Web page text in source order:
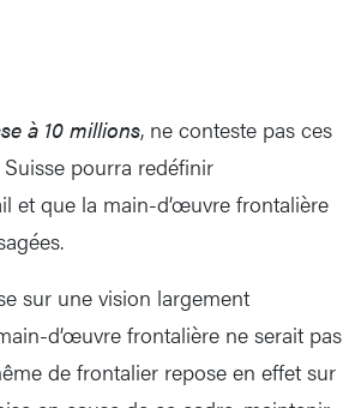
à 10 millions, ne conteste pas ces
pourra redéfinir
et que la main-d’œuvre frontalière
sur une vision largement
d’œuvre frontalière ne serait pas
de frontalier repose en effet sur